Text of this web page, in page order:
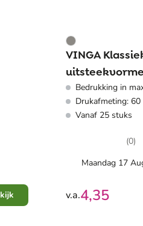
VINGA
Bedrukking in
Drukafmeting:
Vanaf 25 stuks
(0)
Maandag 17
v.a.4,35